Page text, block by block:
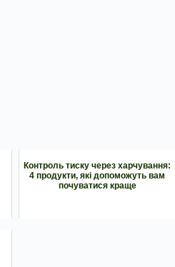
Контроль тиску через харчування:
4 продукти, які допоможуть вам
почуватися краще